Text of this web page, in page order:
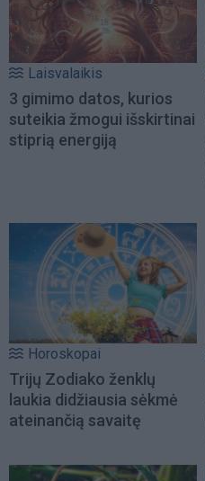
Laisvalaikis
3 gimimo datos, kurios
suteikia žmogui išskirtinai
stiprią energiją
Horoskopai
Trijų Zodiako ženklų
laukia didžiausia sėkmė
ateinančią savaitę